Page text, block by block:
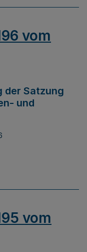
vom
der Satzung
und
vom